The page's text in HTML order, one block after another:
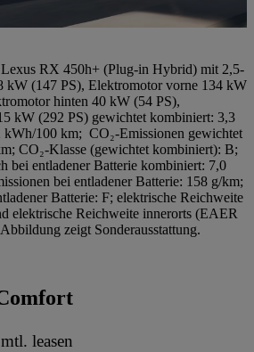
RX 450h+ (Plug-in Hybrid) mit 2,5-
kW (147 PS), Elektromotor vorne 134 kW
hinten 40 kW (54 PS),
kW (292 PS) gewichtet kombiniert: 3,3
kWh/100 km; CO₂-Emissionen gewichtet
CO₂-Klasse (gewichtet kombiniert): B;
bei entladener Batterie kombiniert: 7,0
bei entladener Batterie: 158 g/km;
Batterie: F; elektrische Reichweite
elektrische Reichweite innerorts (EAER
zeigt Sonderausstattung.
mtl. leasen